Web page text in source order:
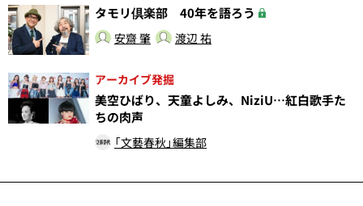
タモリ倶楽部 40年を語ろう
安齋 肇 渡辺 祐
アーカイブ発掘
美空ひばり、天童よしみ、NiziU…紅白歌手た
ちの肉声
「文藝春秋」編集部